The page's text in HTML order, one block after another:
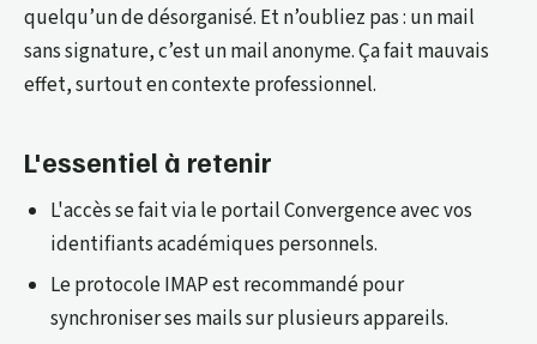
quelqu’un de désorganisé. Et n’oubliez pas : un mail
sans signature, c’est un mail anonyme. Ça fait mauvais
effet, surtout en contexte professionnel.
L'essentiel à retenir
L'accès se fait via le portail Convergence avec vos
identifiants académiques personnels.
Le protocole IMAP est recommandé pour
synchroniser ses mails sur plusieurs appareils.